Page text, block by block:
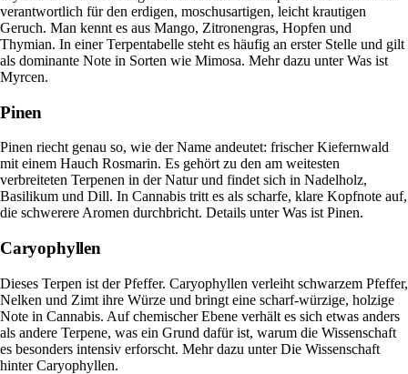
verantwortlich für den erdigen, moschusartigen, leicht krautigen
Geruch. Man kennt es aus Mango, Zitronengras, Hopfen und
Thymian. In einer Terpentabelle steht es häufig an erster Stelle und gilt
als dominante Note in Sorten wie Mimosa. Mehr dazu unterWas ist
Myrcen.
Pinen
Pinen riecht genau so, wie der Name andeutet: frischer Kiefernwald
mit einem Hauch Rosmarin. Es gehört zu den am weitesten
verbreiteten Terpenen in der Natur und findet sich in Nadelholz,
Basilikum und Dill. In Cannabis tritt es als scharfe, klare Kopfnote auf,
die schwerere Aromen durchbricht. Details unterWas ist Pinen.
Caryophyllen
Dieses Terpen ist der Pfeffer. Caryophyllen verleiht schwarzem Pfeffer,
Nelken und Zimt ihre Würze und bringt eine scharf-würzige, holzige
Note in Cannabis. Auf chemischer Ebene verhält es sich etwas anders
als andere Terpene, was ein Grund dafür ist, warum die Wissenschaft
es besonders intensiv erforscht. Mehr dazu unterDie Wissenschaft
hinter Caryophyllen.